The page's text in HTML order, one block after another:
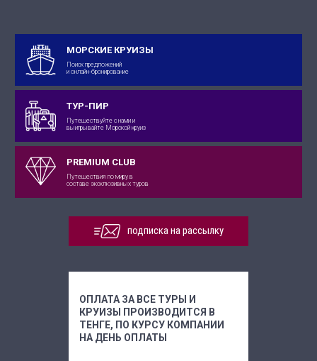
МОРСКИЕ КРУИЗЫ
Поиск предложений
и онлайн-бронирование
ТУР-ПИР
Путешествуйте с нами и
выигрывайте Морской круиз
PREMIUM CLUB
Путешествия по миру в
составе эксклюзивных туров
подписка на рассылку
ОПЛАТА ЗА ВСЕ ТУРЫ И
КРУИЗЫ ПРОИЗВОДИТСЯ В
ТЕНГЕ, ПО КУРСУ КОМПАНИИ
НА ДЕНЬ ОПЛАТЫ